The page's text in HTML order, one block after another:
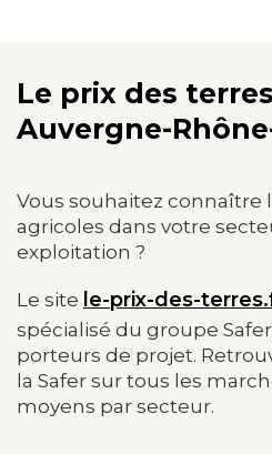
Le prix des
Auvergne-
Vous souhaitez connaître
agricoles dans votre
exploitation ?
Le site le-prix-des-
spécialisé du groupe
porteurs de projet.
la Safer sur tous les
moyens par secteur.